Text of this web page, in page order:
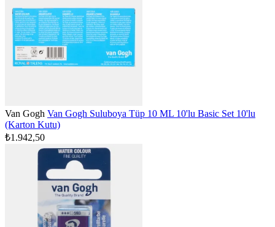
Van Gogh Van Gogh Suluboya Tüp 10 ML 10'lu Basic Set 10'lu
(Karton Kutu)
₺1.942,50